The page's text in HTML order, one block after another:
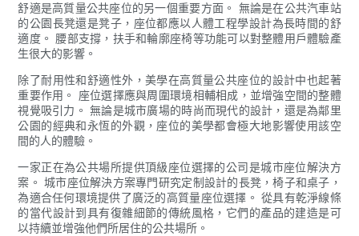
舒適是高質量公共座位的另一個重要方面。 無論是在公共汽車站
的公園長凳還是凳子，座位都應以人體工程學設計為長時間的舒
適度。 腰部支撐，扶手和輪廓座椅等功能可以對整體用戶體驗產
生很大的影響。
除了耐用性和舒適性外，美學在高質量公共座位的設計中也起著
重要作用。 座位選擇應與周圍環境相輔相成，並增強空間的整體
視覺吸引力。 無論是城市廣場的時尚而現代的設計，還是為鄰里
公園的經典和永恆的外觀，座位的美學都會極大地影響使用該空
間的人的體驗。
一家正在為公共場所提供頂級座位選擇的公司是城市座位解決方
案。 城市座位解決方案專門研究定制設計的長凳，椅子和桌子，
為適合任何環境提供了廣泛的高質量座位選擇。 從具有乾淨線條
的當代設計到具有復雜細節的傳統風格，它們的產品的建造是可
以持續並增強他們所居住的公共場所。